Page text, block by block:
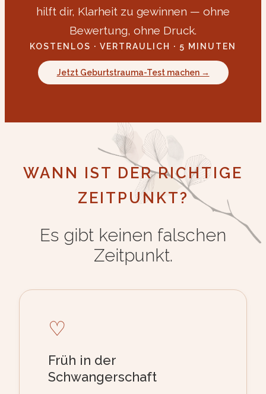
hilft dir, Klarheit zu gewinnen — ohne
Bewertung, ohne Druck.
KOSTENLOS · VERTRAULICH · 5 MINUTEN
Jetzt Geburtstrauma-Test machen →
WANN IST DER RICHTIGE
ZEITPUNKT?
Es gibt keinen falschen
Zeitpunkt.
♡
Früh in der
Schwangerschaft